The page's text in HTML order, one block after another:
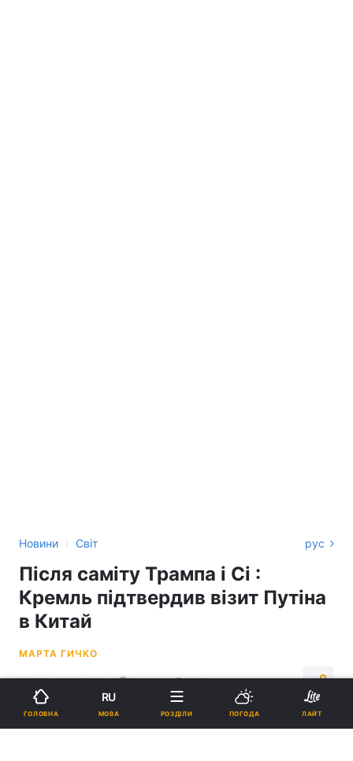
Новини › Світ рус
Після саміту Трампа і Сі :
Кремль підтвердив візит Путіна
в Китай
МАРТА ГИЧКО
10:55, 16.05.26 2 хв. 649
Підпишіться на нас в Google
ГОЛОВНА
RU
МОВА РОЗДІЛИ ПОГОДА ЛАЙТ